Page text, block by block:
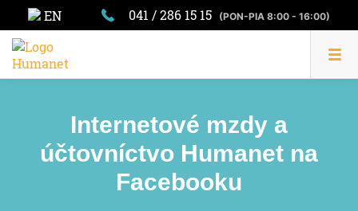
EN 041 / 286 15 15 (PON-PIA 8:00 - 16:00)
Internetové mzdy a
účtovníctvo Humanet na
Facebooku